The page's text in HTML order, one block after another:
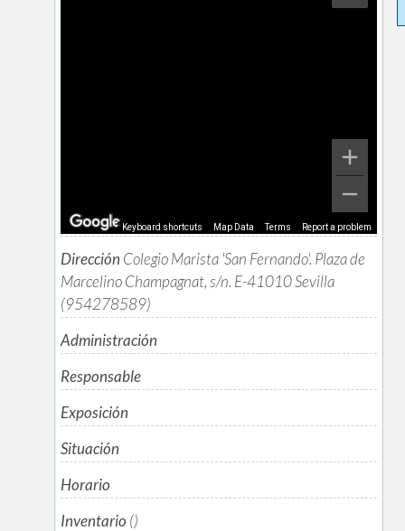
Keyboard shortcuts Map Data Terms Report a problem
Dirección Colegio Marista 'San Fernando'. Plaza de
Marcelino Champagnat, s/n. E-41010 Sevilla
(954278589)
Administración
Responsable
Exposición
Situación
Horario
Inventario ()